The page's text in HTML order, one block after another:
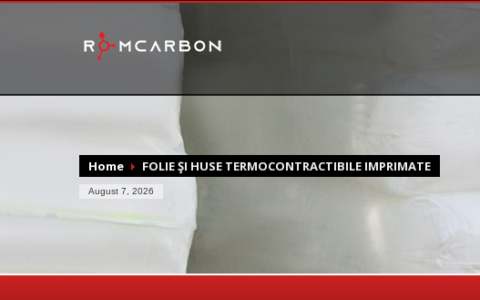
Home FOLIE ŞI HUSE TERMOCONTRACTIBILE IMPRIMATE
August 7, 2026